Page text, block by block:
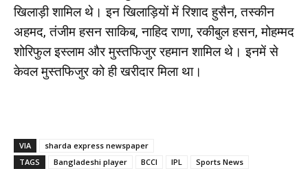
खिलाड़ी शामिल थे। इन खिलाड़ियों में रिशाद हुसैन, तस्कीन
अहमद, तंजीम हसन साकिब, नाहिद राणा, रकीबुल हसन, मोहम्मद
शोरिफुल इस्लाम और मुस्तफिजुर रहमान शामिल थे। इनमें से
केवल मुस्तफिजुर को ही खरीदार मिला था।
VIA
sharda express newspaper
TAGS
Bangladeshi player BCCI IPL Sports News